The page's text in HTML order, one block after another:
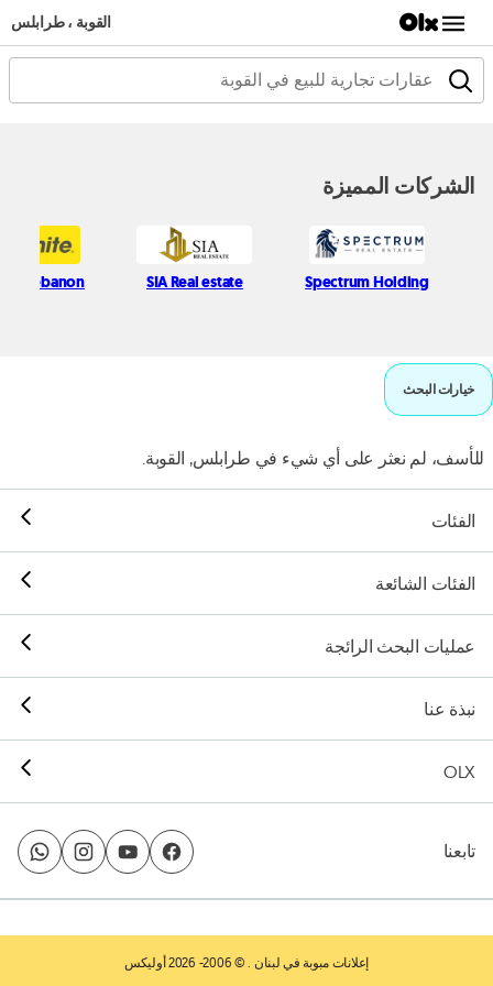
القوبة ، طرابلس
الشركات المميزة
Spectrum Holding
SIA Real estate
Lebanon
خيارات البحث
للأسف، لم نعثر على أي شيء في طرابلس, القوبة.
الفئات
الفئات الشائعة
عمليات البحث الرائجة
نبذة عنا
OLX
تابعنا
إعلانات مبوبة في لبنان . © 2006- 2026 أوليكس